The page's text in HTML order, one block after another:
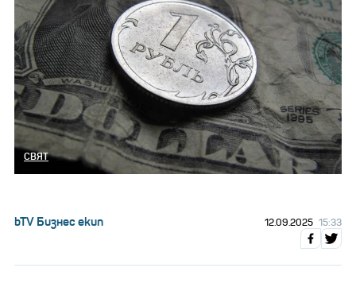
СВЯТ
bTV Бизнес екип 12.09.2025 15:33